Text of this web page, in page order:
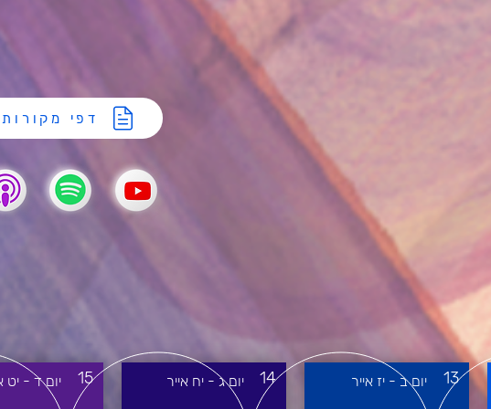
דפי מקורות
יום ב - יז אייר 13 יום ג - יח אייר 14 יום ד - יט 15